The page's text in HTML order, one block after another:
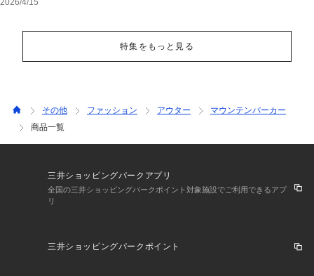
2026/4/15
特集をもっと見る
その他 ファッション アウター
マウンテンパーカー
商品一覧
三井ショッピングパークアプリ
全国の三井ショッピングパークポイント対象施設でご利用できるアプ
リ
三井ショッピングパークポイント